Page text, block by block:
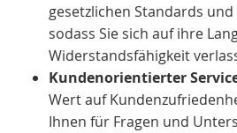
gesetzlichen Standards
sodass Sie sich auf ihre
Widerstandsfähigkeit
Kundenorientierter
Wert auf
Ihnen für Fragen und